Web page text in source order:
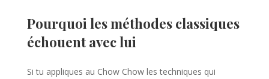
Pourquoi les méthodes classiques
échouent avec lui
Si tu appliques au Chow Chow les techniques qui